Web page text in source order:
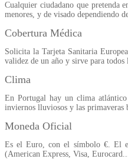
Cualquier ciudadano que pretenda
menores, y de visado dependiendo
Cobertura Médica
Solicita la Tarjeta Sanitaria
validez de un año y sirve para
Clima
En Portugal hay un clima atlántico
inviernos lluviosos y las primaveras
Moneda Oficial
Es el Euro, con el símbolo €. El
(American Express, Visa,